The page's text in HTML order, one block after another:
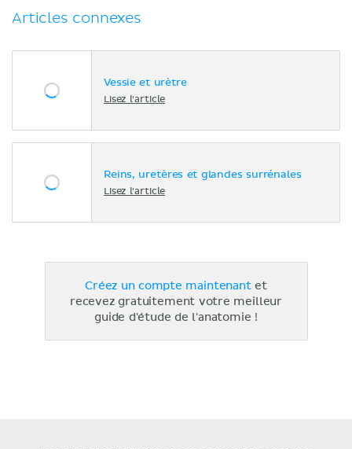
Articles connexes
Vessie et urètre
Lisez l'article
Reins, uretères et glandes surrénales
Lisez l'article
Créez un compte maintenantet
recevez gratuitement votre meilleur
guide d'étude de l'anatomie !